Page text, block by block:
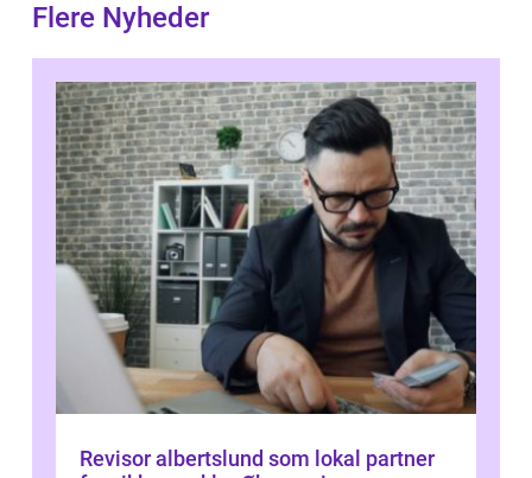
Flere Nyheder
Revisor albertslund som lokal partner